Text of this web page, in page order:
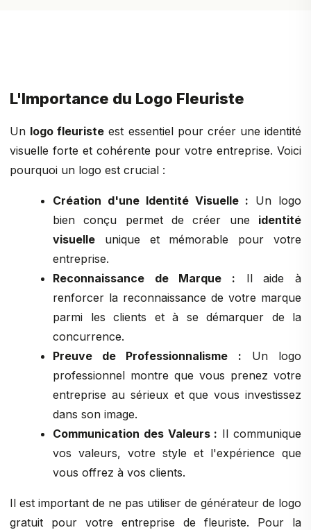
L'Importance du Logo Fleuriste
Un logo fleuriste est essentiel pour créer une identité
visuelle forte et cohérente pour votre entreprise. Voici
pourquoi un logo est crucial :
Création d'une Identité Visuelle : Un logo
bien conçu permet de créer une identité
visuelle unique et mémorable pour votre
entreprise.
Reconnaissance de Marque : Il aide à
renforcer la reconnaissance de votre marque
parmi les clients et à se démarquer de la
concurrence.
Preuve de Professionnalisme : Un logo
professionnel montre que vous prenez votre
entreprise au sérieux et que vous investissez
dans son image.
Communication des Valeurs : Il communique
vos valeurs, votre style et l'expérience que
vous offrez à vos clients.
Il est important de ne pas utiliser de générateur de logo
gratuit pour votre entreprise de fleuriste. Pour la